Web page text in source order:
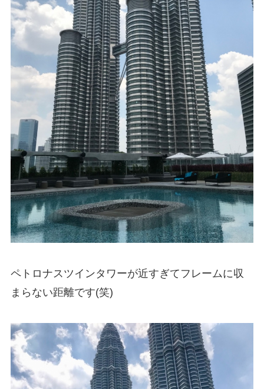
ペトロナスツインタワーが近すぎてフレームに収
まらない距離です(笑)